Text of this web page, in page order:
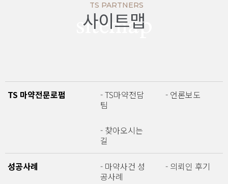
TS PARTNERS
사이트맵
sitemap
TS 마약전문로펌
- TS마약전담
팀
- 언론보도
- 찾아오시는
길
성공사례
- 마약사건 성
공사례
- 의뢰인 후기